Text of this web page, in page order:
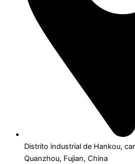
Distrito industrial de Hankou,
Quanzhou, Fujian, China